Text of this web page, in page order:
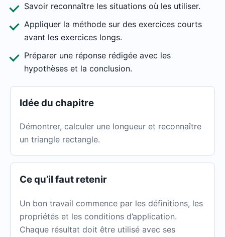
Savoir reconnaître les situations où les utiliser.
Appliquer la méthode sur des exercices courts
avant les exercices longs.
Préparer une réponse rédigée avec les
hypothèses et la conclusion.
Idée du chapitre
Démontrer, calculer une longueur et reconnaître
un triangle rectangle.
Ce qu’il faut retenir
Un bon travail commence par les définitions, les
propriétés et les conditions d’application.
Chaque résultat doit être utilisé avec ses